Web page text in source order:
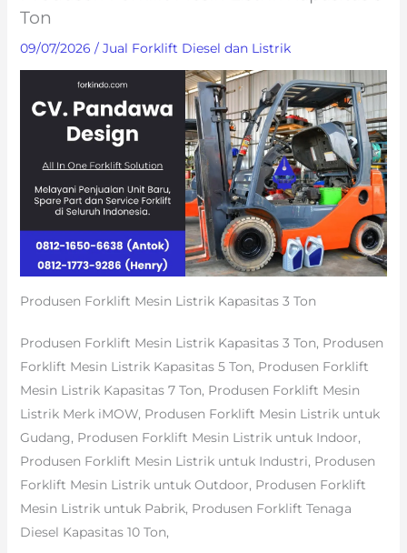
Ton
09/07/2026 / Jual Forklift Diesel dan Listrik
Produsen Forklift Mesin Listrik Kapasitas 3 Ton
Produsen Forklift Mesin Listrik Kapasitas 3 Ton, Produsen
Forklift Mesin Listrik Kapasitas 5 Ton, Produsen Forklift
Mesin Listrik Kapasitas 7 Ton, Produsen Forklift Mesin
Listrik Merk iMOW, Produsen Forklift Mesin Listrik untuk
Gudang, Produsen Forklift Mesin Listrik untuk Indoor,
Produsen Forklift Mesin Listrik untuk Industri, Produsen
Forklift Mesin Listrik untuk Outdoor, Produsen Forklift
Mesin Listrik untuk Pabrik, Produsen Forklift Tenaga
Diesel Kapasitas 10 Ton,